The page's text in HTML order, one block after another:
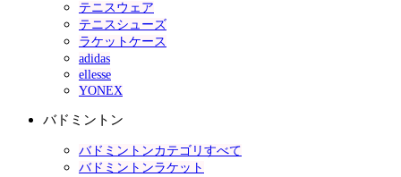
テニスウェア
テニスシューズ
ラケットケース
adidas
ellesse
YONEX
バドミントン
バドミントンカテゴリすべて
バドミントンラケット